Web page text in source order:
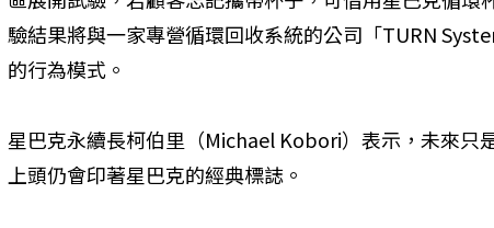
驗結果將與一家專營循環回收系統的公司「TURN
的行為模式。
星巴克永續長柯伯里（Michael Kobori）表示，未來只
上頭仍會印著星巴克的經典標誌。